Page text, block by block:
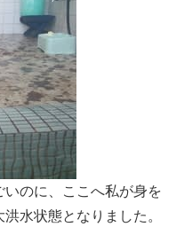
のに、ここへ私が身を
水状態となりました。